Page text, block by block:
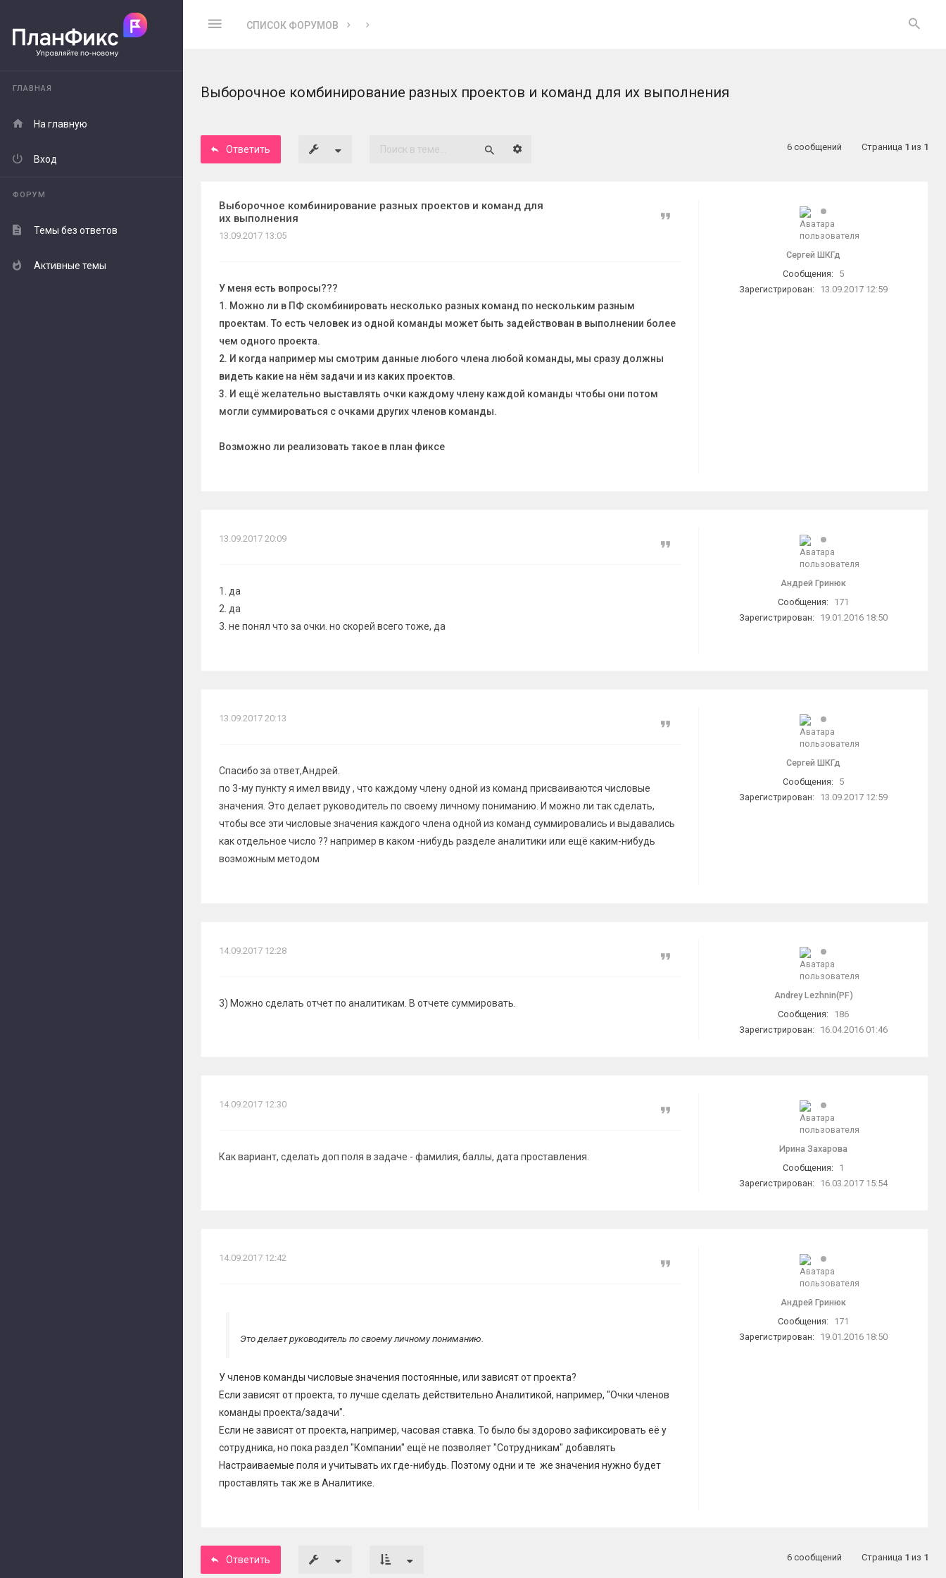
СПИСОК ФОРУМОВ
ГЛАВНАЯ
На главную
Вход
ФОРУМ
Темы без ответов
Активные темы
Выборочное комбинирование разных проектов и команд для их выполнения
Ответить
Расширенный поиск 6 сообщений Страница 1 из 1
Сергей ШКГд
Сообщения:
5
Зарегистрирован:
13.09.2017 12:59
Выборочное комбинирование разных проектов и команд для
их выполнения
Цитата
13.09.2017 13:05
У меня есть вопросы???
1. Можно ли в ПФ скомбинировать несколько разных команд по нескольким разным
проектам. То есть человек из одной команды может быть задействован в выполнении более
чем одного проекта.
2. И когда например мы смотрим данные любого члена любой команды, мы сразу должны
видеть какие на нём задачи и из каких проектов.
3. И ещё желательно выставлять очки каждому члену каждой команды чтобы они потом
могли суммироваться с очками других членов команды.
Возможно ли реализовать такое в план фиксе
Андрей Гринюк
Сообщения:
171
Зарегистрирован:
19.01.2016 18:50
Цитата
13.09.2017 20:09
1. да
2. да
3. не понял что за очки. но скорей всего тоже, да
Сергей ШКГд
Сообщения:
5
Зарегистрирован:
13.09.2017 12:59
Цитата
13.09.2017 20:13
Спасибо за ответ,Андрей.
по 3-му пункту я имел ввиду , что каждому члену одной из команд присваиваются числовые
значения. Это делает руководитель по своему личному пониманию. И можно ли так сделать,
чтобы все эти числовые значения каждого члена одной из команд суммировались и выдавались
как отдельное число ?? например в каком -нибудь разделе аналитики или ещё каким-нибудь
возможным методом
Andrey Lezhnin(PF)
Сообщения:
186
Зарегистрирован:
16.04.2016 01:46
Цитата
14.09.2017 12:28
3) Можно сделать отчет по аналитикам. В отчете суммировать.
Ирина Захарова
Сообщения:
1
Зарегистрирован:
16.03.2017 15:54
Цитата
14.09.2017 12:30
Как вариант, сделать доп поля в задаче - фамилия, баллы, дата проставления.
Андрей Гринюк
Сообщения:
171
Зарегистрирован:
19.01.2016 18:50
Цитата
14.09.2017 12:42
Это делает руководитель по своему личному пониманию.
У членов команды числовые значения постоянные, или зависят от проекта?
Если зависят от проекта, то лучше сделать действительно Аналитикой, например, "Очки членов
команды проекта/задачи".
Если не зависят от проекта, например, часовая ставка. То было бы здорово зафиксировать её у
сотрудника, но пока раздел "Компании" ещё не позволяет "Сотрудникам" добавлять
Настраиваемые поля и учитывать их где-нибудь. Поэтому одни и те же значения нужно будет
проставлять так же в Аналитике.
Ответить 6 сообщений Страница 1 из 1